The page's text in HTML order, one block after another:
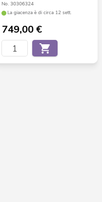
No. 30306324
La giacenza è di circa 12 sett.
749,00€